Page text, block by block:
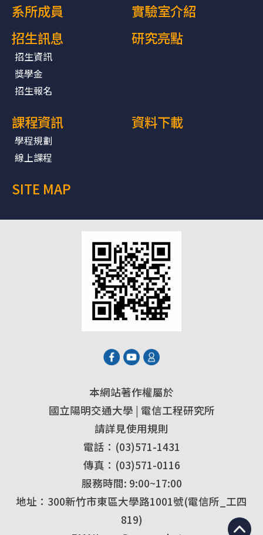
系所成員
實驗室介紹
招生訊息
招生資訊
獎學金
招生報名
研究亮點
課程資訊
學程規劃
線上課程
資料下載
SITE MAP
本網站著作權屬於
國立陽明交通大學 | 電信工程研究所
請詳見使用規則
電話：(03)571-1431
傳真：(03)571-0116
服務時間: 9:00~17:00
地址：300新竹市東區大學路1001號(電信所_工四
819)